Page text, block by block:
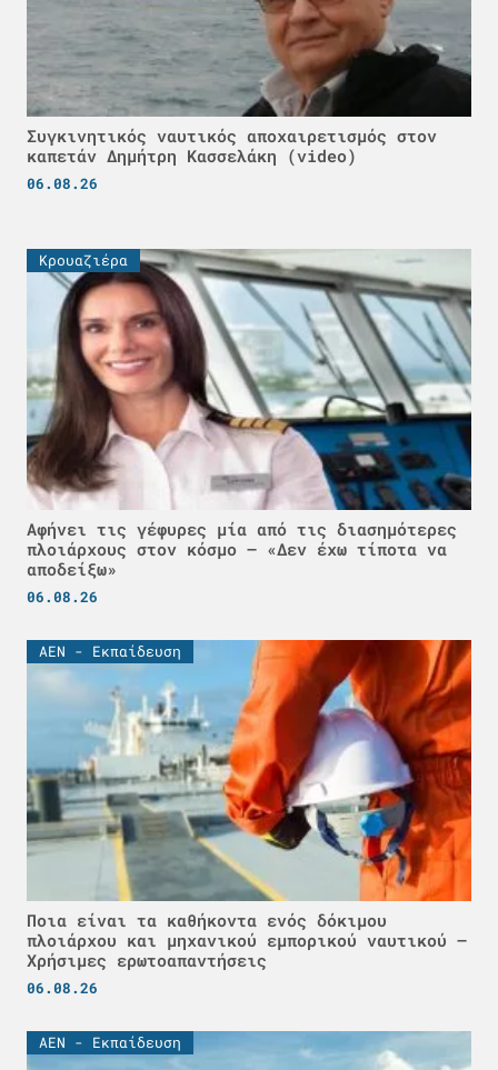
Συγκινητικός ναυτικός αποχαιρετισμός στον
καπετάν Δημήτρη Κασσελάκη (video)
06.08.26
Κρουαζιέρα
Αφήνει τις γέφυρες μία από τις διασημότερες
πλοιάρχους στον κόσμο – «Δεν έχω τίποτα να
αποδείξω»
06.08.26
ΑΕΝ - Εκπαίδευση
Ποια είναι τα καθήκοντα ενός δόκιμου
πλοιάρχου και μηχανικού εμπορικού ναυτικού –
Χρήσιμες ερωτοαπαντήσεις
06.08.26
ΑΕΝ - Εκπαίδευση